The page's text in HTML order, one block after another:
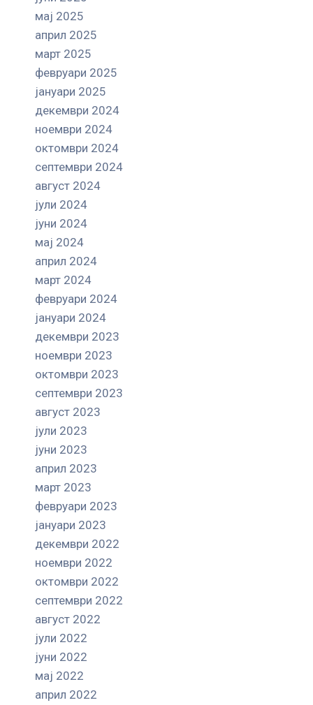
мај 2025
април 2025
март 2025
февруари 2025
јануари 2025
декември 2024
ноември 2024
октомври 2024
септември 2024
август 2024
јули 2024
јуни 2024
мај 2024
април 2024
март 2024
февруари 2024
јануари 2024
декември 2023
ноември 2023
октомври 2023
септември 2023
август 2023
јули 2023
јуни 2023
април 2023
март 2023
февруари 2023
јануари 2023
декември 2022
ноември 2022
октомври 2022
септември 2022
август 2022
јули 2022
јуни 2022
мај 2022
април 2022